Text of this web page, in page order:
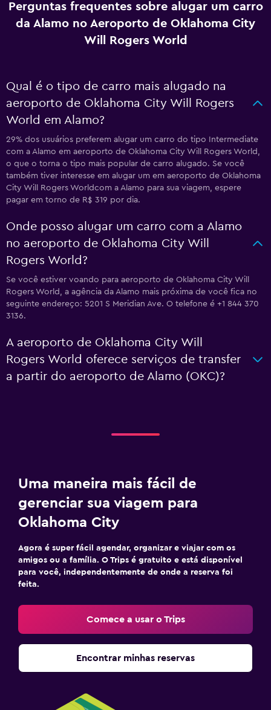
Perguntas frequentes sobre alugar um carro
da Alamo no Aeroporto de Oklahoma City
Will Rogers World
Qual é o tipo de carro mais alugado na
aeroporto de Oklahoma City Will Rogers
World em Alamo?
29% dos usuários preferem alugar um carro do tipo Intermediate
com a Alamo em aeroporto de Oklahoma City Will Rogers World,
o que o torna o tipo mais popular de carro alugado. Se você
também tiver interesse em alugar um em aeroporto de Oklahoma
City Will Rogers Worldcom a Alamo para sua viagem, espere
pagar em torno de R$ 319 por dia.
Onde posso alugar um carro com a Alamo
no aeroporto de Oklahoma City Will
Rogers World?
Se você estiver voando para aeroporto de Oklahoma City Will
Rogers World, a agência da Alamo mais próxima de você fica no
seguinte endereço: 5201 S Meridian Ave. O telefone é +1 844 370
3136.
A aeroporto de Oklahoma City Will
Rogers World oferece serviços de transfer
a partir do aeroporto de Alamo (OKC)?
Uma maneira mais fácil de
gerenciar sua viagem para
Oklahoma City
Agora é super fácil agendar, organizar e viajar com os
amigos ou a família. O Trips é gratuito e está disponível
para você, independentemente de onde a reserva foi
feita.
Comece a usar o Trips
Encontrar minhas reservas